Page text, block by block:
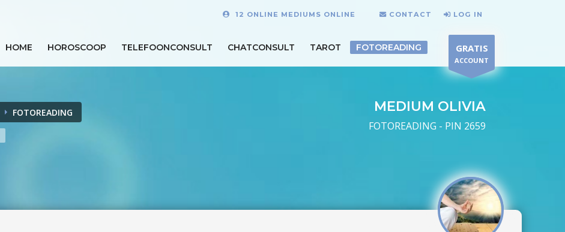
12 ONLINE MEDIUMS ONLINE CONTACT LOG IN
HOME HOROSCOOP TELEFOONCONSULT CHATCONSULT TAROT FOTOREADING GRATIS
ACCOUNT
FOTOREADING MEDIUM OLIVIA
FOTOREADING - PIN 2659